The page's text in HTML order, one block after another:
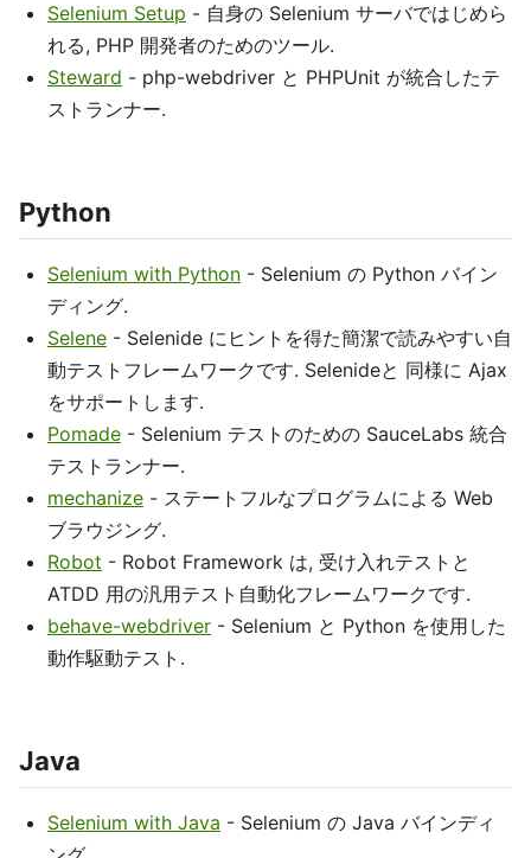
Selenium Setup - 自身の Selenium サーバではじめら
れる, PHP 開発者のためのツール.
Steward - php-webdriver と PHPUnit が統合したテ
ストランナー.
Python
Selenium with Python - Selenium の Python バイン
ディング.
Selene - Selenide にヒントを得た簡潔で読みやすい自
動テストフレームワークです. Selenideと 同様に Ajax
をサポートします.
Pomade - Selenium テストのための SauceLabs 統合
テストランナー.
mechanize - ステートフルなプログラムによる Web
ブラウジング.
Robot - Robot Framework は, 受け入れテストと
ATDD 用の汎用テスト自動化フレームワークです.
behave-webdriver - Selenium と Python を使用した
動作駆動テスト.
Java
Selenium with Java - Selenium の Java バインディ